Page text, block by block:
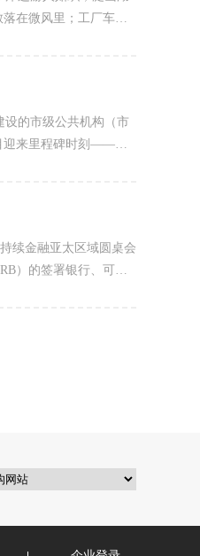
在微风里；工厂车间
的市级公共机构（市
迎来里程碑时刻——正
续金融亚太区域圆桌会
）的签署银行、可持